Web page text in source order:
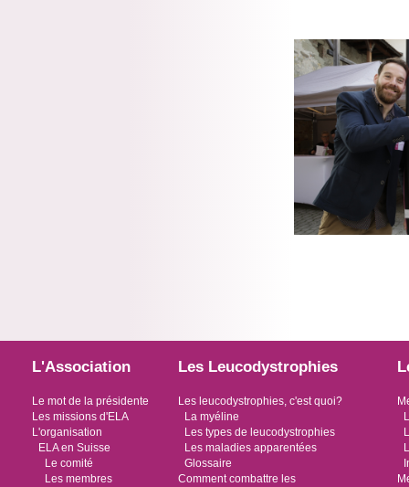
L'Association
Le mot de la présidente
Les missions d'ELA
L'organisation
ELA en Suisse
Le comité
Les membres
Les Leucodystrophies
Les leucodystrophies, c'est quoi?
La myéline
Les types de leucodystrophies
Les maladies apparentées
Glossaire
Comment combattre les